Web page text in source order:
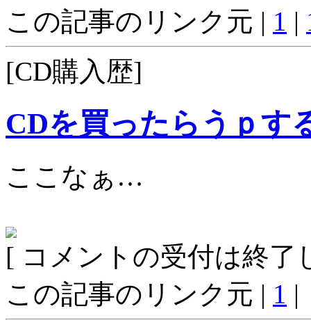
この記事のリンク元 | 1 |
[CD購入歴]
CDを買ったらうｐす
ここなぁ…
[ コメントの受付は終了
この記事のリンク元 | 1 |